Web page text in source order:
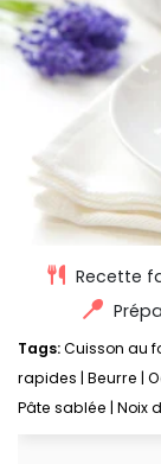
Recette
Tags:Cuisson au
rapides Beurre
Pâte sablée Noix